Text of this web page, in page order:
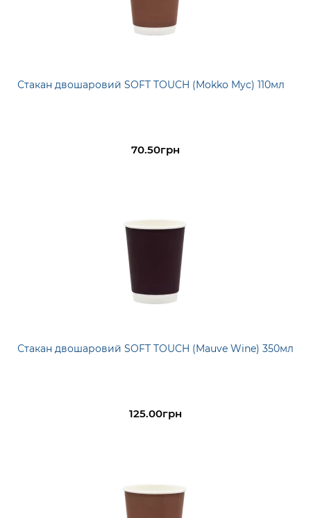
Стакан двошаровий SOFT TOUCH (Mokko Myc) 110мл
70.50грн
Стакан двошаровий SOFT TOUCH (Mauve Wine) 350мл
125.00грн